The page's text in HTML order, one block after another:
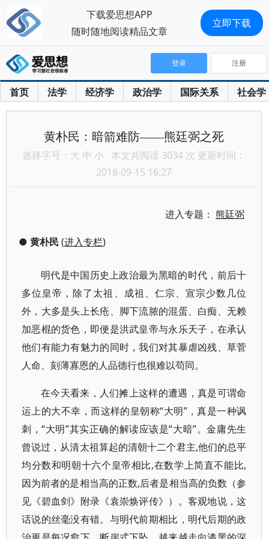
首页 法学 经济学 政治学 国际关系 社会学
登录 注册
黄朴民：暗箭难防——熊廷弼之死
选择字号： 大 中 小 本文共阅读 3034 次 更新时间：
2018-09-15 16:27
进入专题： 熊廷弼
● 黄朴民(进入专栏)
明代是中国历史上政治最为黑暗的时代，前后十
多位皇帝，除了太祖、成祖、仁宗、宣宗少数几位
外，大多是头上长疮、脚下流脓的混蛋、白痴、无赖
加恶棍的货色，即便是洪武皇帝与永乐天子，在承认
他们有能力有魅力的同时，我们对其暴虐凶残、草菅
人命、刻薄寡恩的人品德行也很难以苟同。
在今天看来，人们摊上这样的遭遇，真是可谓命
运上的大不幸，而这样的皇朝称“大明”，真是一种讽
刺，“大明”其实正确的解读应该是“大暗”。金庸先生
曾说过，从清太祖算起的清朝十二个君主,他们的总平
均分数和明朝十六个皇帝相比,在数学上简直不能比,
因为前者的是相当高的正数,后者是相当高的负数（参
见《碧血剑》附录《袁崇焕评传》）。客观地说，这
话说的丝毫没有错。与明代前期相比，明代后期的政
下载爱思想APP
随时随地阅读精品文章
立即下载